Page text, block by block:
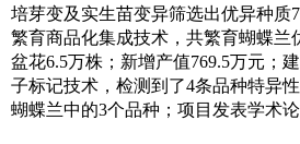
培芽变及实生苗变异筛选出优异种质
繁育商品化集成技术，共繁育蝴蝶兰
盆花6.5万株；新增产值769.5万元；
子标记技术，检测到了4条品种特异
蝴蝶兰中的3个品种；项目发表学术